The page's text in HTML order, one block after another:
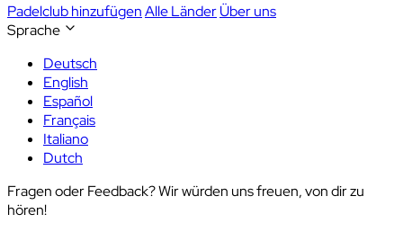
Padelclub hinzufügenAlle LänderÜber uns
Sprache
Deutsch
English
Español
Français
Italiano
Dutch
Fragen oder Feedback? Wir würden uns freuen, von dir zu
hören!